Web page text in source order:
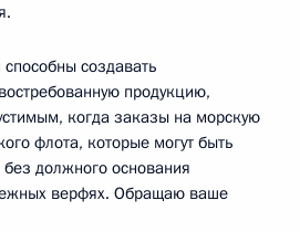
создавать
продукцию,
когда заказы на морскую
флота, которые могут быть
должного основания
верфях. Обращаю ваше